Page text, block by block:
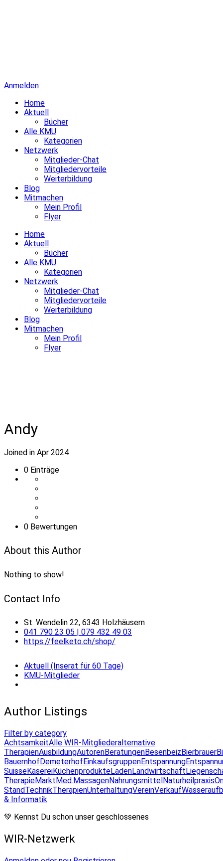
Anmelden
Home
Aktuell
Bücher
Alle KMU
Kategorien
Netzwerk
Mitglieder-Chat
Mitgliedervorteile
Weiterbildung
Blog
Mitmachen
Mein Profil
Flyer
Home
Aktuell
Bücher
Alle KMU
Kategorien
Netzwerk
Mitglieder-Chat
Mitgliedervorteile
Weiterbildung
Blog
Mitmachen
Mein Profil
Flyer
Andy
Joined in Apr 2024
0 Einträge
0 Bewertungen
About this Author
Nothing to show!
Contact Info
St. Wendelin 22, 6343 Holzhäusern
041 790 23 05 | 079 432 49 03
https://feelketo.ch/shop/
Aktuell (Inserat für 60 Tage)
KMU-Mitglieder
Author Listings
Filter by category
AchtsamkeitAlle WIR-Mitgliederalternative
TherapienAusbildungAutorenBeratungenBesenbeizBierbrauer
BauernhofDemeterhofEinkaufsgruppenEntspannung
SuisseKäsereiKüchenprodukteLadenLandwirtschaft
TherapieMarktMed.MassagenNahrungsmittelNaturheilpraxis
StandTechnikTherapienUnterhaltungVereinVerkauf
& Informatik
💚 Kennst Du schon unser geschlossenes
WIR-Netzwerk